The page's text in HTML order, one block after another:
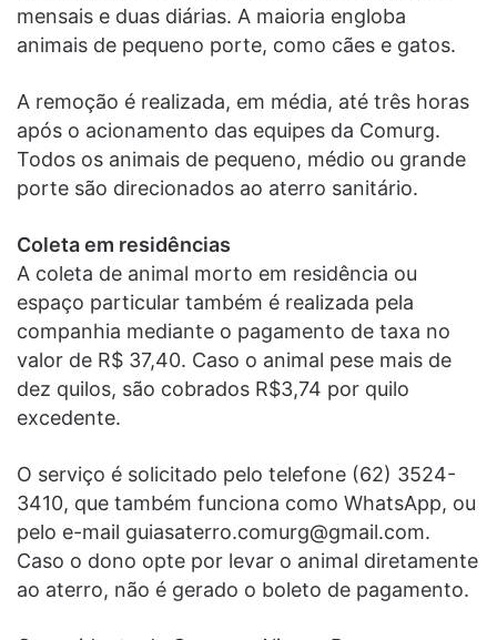
mensais e duas diárias. A maioria engloba
animais de pequeno porte, como cães e gatos.
A remoção é realizada, em média, até três horas
após o acionamento das equipes da Comurg.
Todos os animais de pequeno, médio ou grande
porte são direcionados ao aterro sanitário.
Coleta em residências
A coleta de animal morto em residência ou
espaço particular também é realizada pela
companhia mediante o pagamento de taxa no
valor de R$ 37,40. Caso o animal pese mais de
dez quilos, são cobrados R$3,74 por quilo
excedente.
O serviço é solicitado pelo telefone (62) 3524-
3410, que também funciona como WhatsApp, ou
pelo e-mail guiasaterro.comurg@gmail.com.
Caso o dono opte por levar o animal diretamente
ao aterro, não é gerado o boleto de pagamento.